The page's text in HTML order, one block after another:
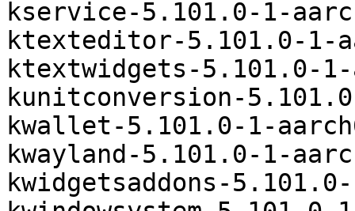
kservice-5.101.0-1-
ktexteditor-5.101.0-1-
ktextwidgets-5.101.0-
kunitconversion-
kwallet-5.101.0-1-
kwayland-5.101.0-1-
kwidgetsaddons-